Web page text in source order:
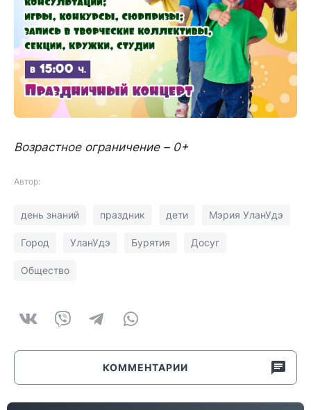
Возрастное ограничение – 0+
Автор:
день знаний праздник дети Мэрия УланУдэ
Город УланУдэ Бурятия Досуг
Общество
КОММЕНТАРИИ